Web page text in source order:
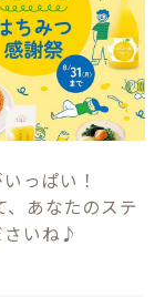
っぱい！
、あなたのステ
さいね♪